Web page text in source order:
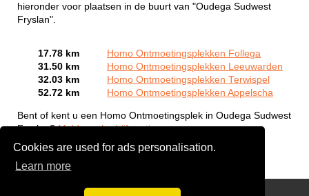
Cookies are used for ads personalisation.
Learn more
hieronder voor plaatsen in de buurt van "Oudega Sudwest
Fryslan".
17.78 km
Homo Ontmoetingsplekken Follega
31.50 km
Homo Ontmoetingsplekken Leeuwarden
32.03 km
Homo Ontmoetingsplekken Terwispel
52.72 km
Homo Ontmoetingsplekken Appelscha
Bent of kent u een Homo Ontmoetingsplek in Oudega Sudwest
Fryslan?Meld een bedrijf gratis aan